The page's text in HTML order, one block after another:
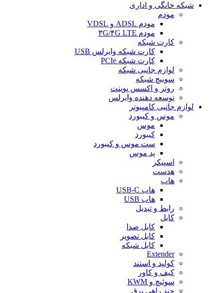
شبکه خانگی و اداری
مودم
مودم ADSL و VDSL
مودم ۳G/۴G LTE
کارت شبکه
کارت شبکه وایرلس USB
کارت شبکه PCIe
لوازم جانبی شبکه
سوییچ شبکه
روتر و اکسس پوینت
توسعه دهنده وایرلس
لوازم جانبی کامپیوتر
موس و کیبورد
موس
کیبورد
ست موس و کیبورد
پد موس
اسپیکر
هدست
هاب
هاب USB-C
هاب USB
رابط و تبدیل
کابل
کابل صدا
کابل تصویر
کابل شبکه
Extender
کولپد و استند
کیف و کاور
سوئیچ و KWM
چند راهی برق